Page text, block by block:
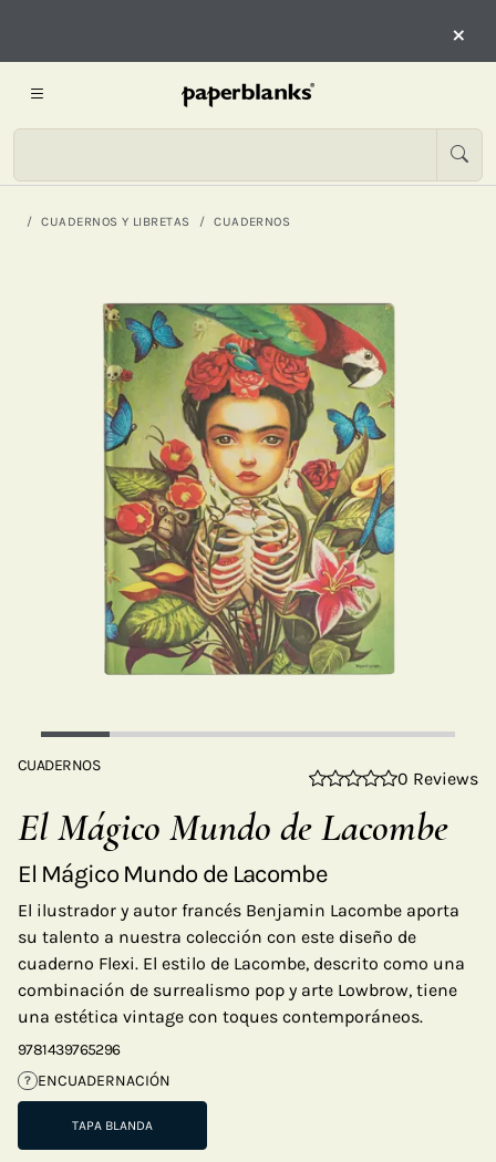
×
CUADERNOS Y LIBRETAS CUADERNOS
CUADERNOS
0 Reviews
El Mágico Mundo de Lacombe
El Mágico Mundo de Lacombe
El ilustrador y autor francés Benjamin Lacombe aporta
su talento a nuestra colección con este diseño de
cuaderno Flexi. El estilo de Lacombe, descrito como una
combinación de surrealismo pop y arte Lowbrow, tiene
una estética vintage con toques contemporáneos.
9781439765296
? ENCUADERNACIÓN
TAPA BLANDA